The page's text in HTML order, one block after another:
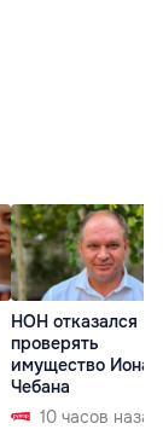
НОН отказался
проверять
имущество Иона
Чебана
10 часов назад